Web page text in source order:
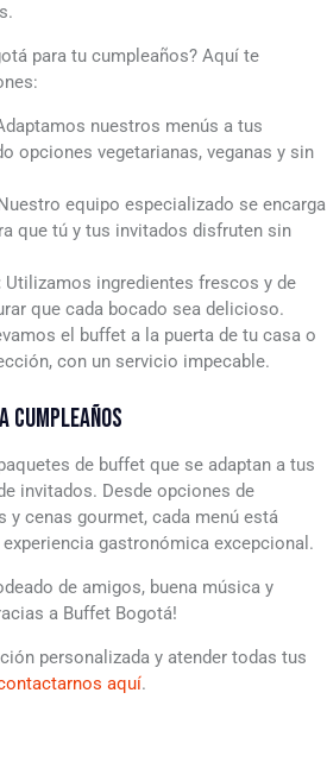
para tu cumpleaños? Aquí te
nuestros menús a tus
opciones vegetarianas, veganas y sin
equipo especializado se encarga
que tú y tus invitados disfruten sin
Utilizamos ingredientes frescos y de
que cada bocado sea delicioso.
el buffet a la puerta de tu casa o
con un servicio impecable.
CUMPLEAÑOS
de buffet que se adaptan a tus
invitados. Desde opciones de
y cenas gourmet, cada menú está
gastronómica excepcional.
de amigos, buena música y
a Buffet Bogotá!
personalizada y atender todas tus
aquí.